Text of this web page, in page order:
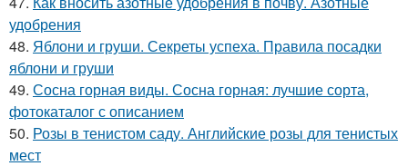
удобрения
48. Яблони и груши. Секреты успеха. Правила посадки
яблони и груши
49. Сосна горная виды. Сосна горная: лучшие сорта,
фотокаталог с описанием
50. Розы в тенистом саду. Английские розы для тенистых
мест